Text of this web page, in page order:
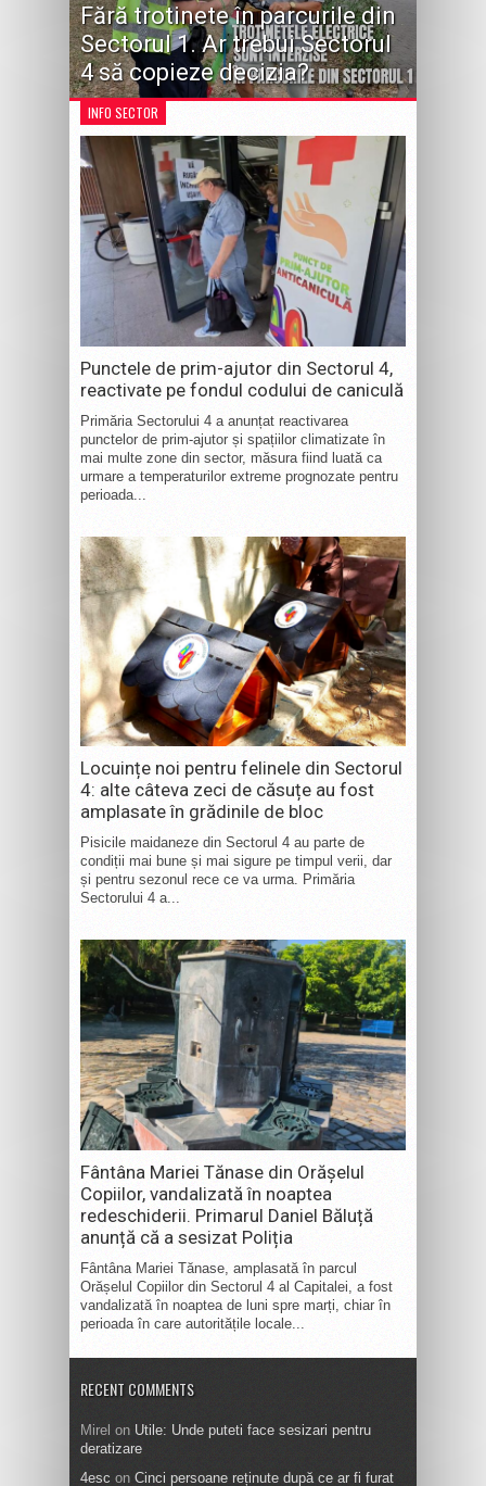
Fără trotinete în parcurile din
Sectorul 1. Ar trebui Sectorul
4 să copieze decizia?
INFO SECTOR
Punctele de prim-ajutor din Sectorul 4,
reactivate pe fondul codului de caniculă
Primăria Sectorului 4 a anunțat reactivarea
punctelor de prim-ajutor și spațiilor climatizate în
mai multe zone din sector, măsura fiind luată ca
urmare a temperaturilor extreme prognozate pentru
perioada...
Locuințe noi pentru felinele din Sectorul
4: alte câteva zeci de căsuțe au fost
amplasate în grădinile de bloc
Pisicile maidaneze din Sectorul 4 au parte de
condiții mai bune și mai sigure pe timpul verii, dar
și pentru sezonul rece ce va urma. Primăria
Sectorului 4 a...
Fântâna Mariei Tănase din Orășelul
Copiilor, vandalizată în noaptea
redeschiderii. Primarul Daniel Băluță
anunță că a sesizat Poliția
Fântâna Mariei Tănase, amplasată în parcul
Orășelul Copiilor din Sectorul 4 al Capitalei, a fost
vandalizată în noaptea de luni spre marți, chiar în
perioada în care autoritățile locale...
RECENT COMMENTS
Mirel on Utile: Unde puteti face sesizari pentru
deratizare
4esc on Cinci persoane reținute după ce ar fi furat